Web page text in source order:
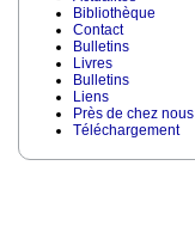
Bibliothèque
Contact
Bulletins
Livres
Bulletins
Liens
Près de chez nous
Téléchargement